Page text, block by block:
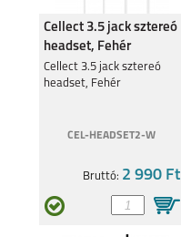
Cellect 3.5 jack sztereó
headset, Fehér
Cellect 3.5 jack sztereó
headset, Fehér
CEL-HEADSET2-W
Bruttó: 2 990 Ft